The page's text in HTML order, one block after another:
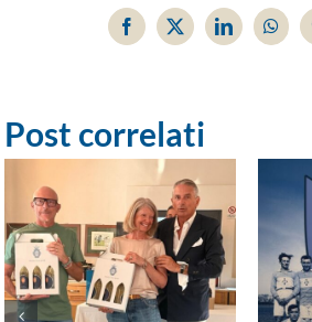
Facebook
X LinkedIn
Post correlati